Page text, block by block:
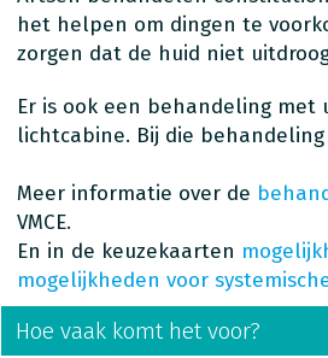
het helpen om dingen te
zorgen dat de huid niet
Er is ook een behandeling
lichtcabine. Bij die
Meer informatie over de
VMCE.
En in de keuzekaarten
mogelijkheden voor
Hoe vaak komt het voor?